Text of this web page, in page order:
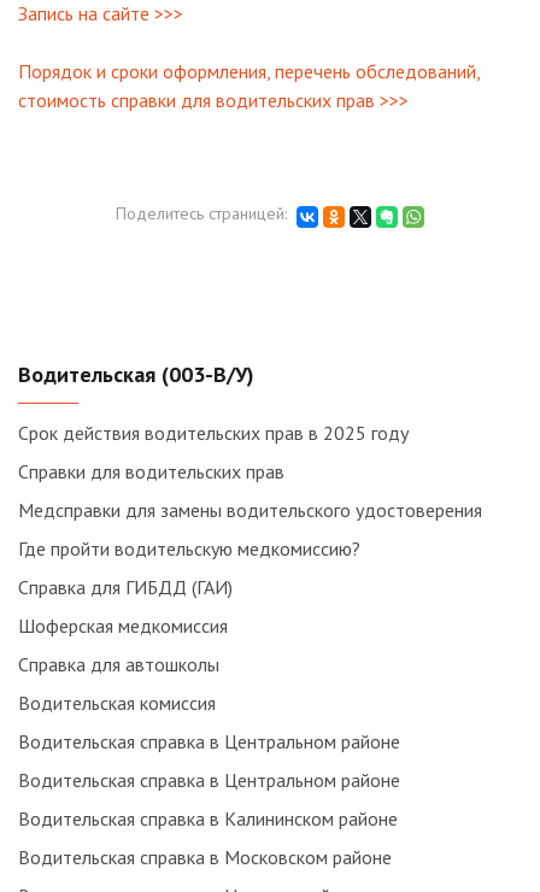
Запись на сайте >>>
Порядок и сроки оформления, перечень обследований,
стоимость справки для водительских прав >>>
Поделитесь страницей:
Водительская (003-В/У)
Срок действия водительских прав в 2025 году
Справки для водительских прав
Медсправки для замены водительского удостоверения
Где пройти водительскую медкомиссию?
Справка для ГИБДД (ГАИ)
Шоферская медкомиссия
Справка для автошколы
Водительская комиссия
Водительская справка в Центральном районе
Водительская справка в Центральном районе
Водительская справка в Калининском районе
Водительская справка в Московском районе